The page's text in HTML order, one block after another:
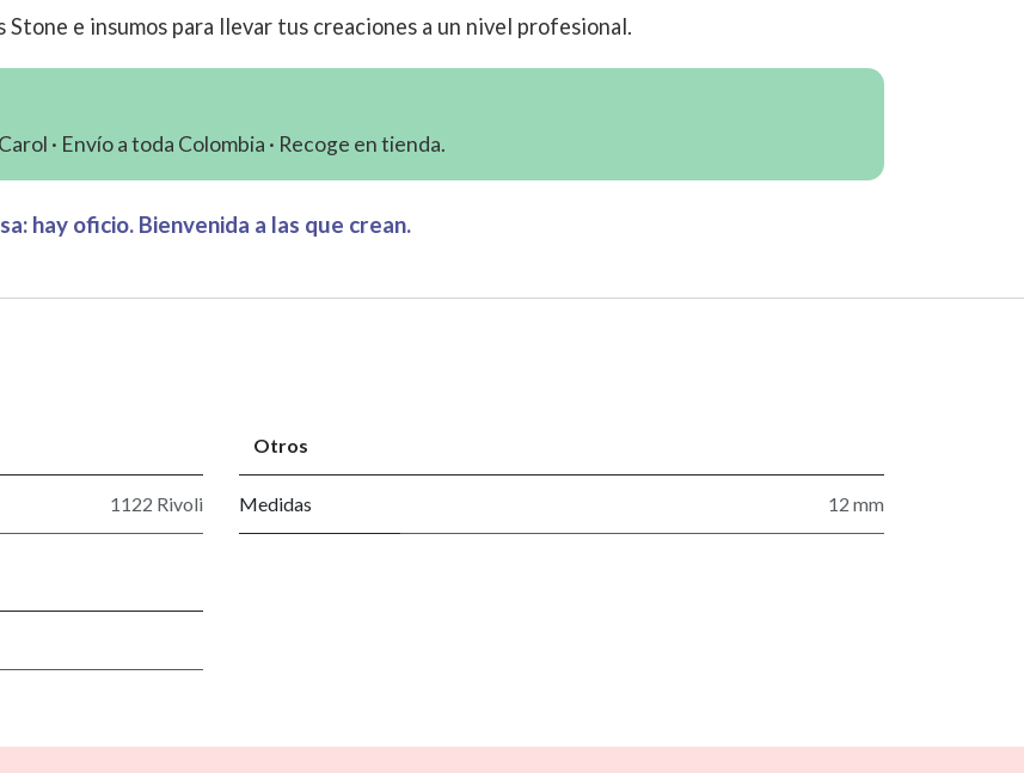
e insumos para llevar tus creaciones a un nivel profesional.
· Envío a toda Colombia · Recoge en tienda.
hay oficio. Bienvenida a las que crean.
1122 Rivoli
Otros
Medidas 12 mm